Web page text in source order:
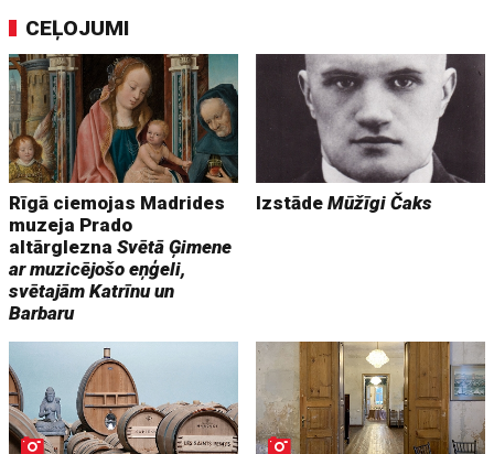
CEĻOJUMI
Rīgā ciemojas Madrides
muzeja Prado
altārgleznaSvētā Ģimene
ar muzicējošo eņģeli,
svētajām Katrīnu un
Barbaru
IzstādeMūžīgi Čaks